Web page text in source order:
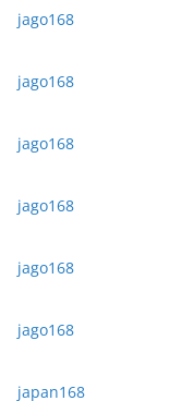
jago168
jago168
jago168
jago168
jago168
jago168
japan168